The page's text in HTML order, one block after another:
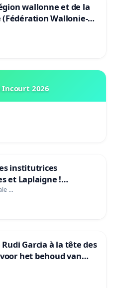
wallonne et de la
Wallonie-
Incourt 2026
institutrices
et Laplaigne !
nos enfants.
…
Garcia à la tête des
het behoud van